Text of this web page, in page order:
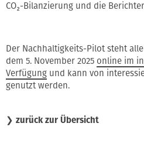
CO₂-Bilanzierung und die
Der Nachhaltigkeits-Pilot steht
dem 5. November 2025 online im
Verfügung und kann von
genutzt werden.
❯ zurück zur Übersicht